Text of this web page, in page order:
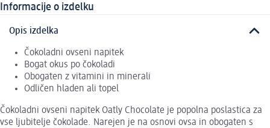
Informacije o izdelku
Opis izdelka
Čokoladni ovseni napitek
Bogat okus po čokoladi
Obogaten z vitamini in minerali
Odličen hladen ali topel
Čokoladni ovseni napitek Oatly Chocolate je popolna poslastica za
vse ljubitelje čokolade. Narejen je na osnovi ovsa in obogaten s